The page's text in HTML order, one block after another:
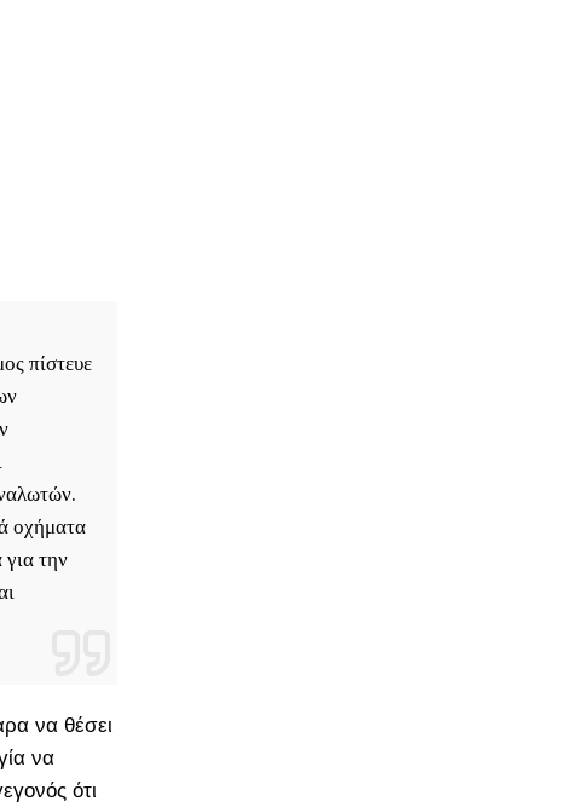
πίστευε
οχήματα
την
να θέσει
να
ότι